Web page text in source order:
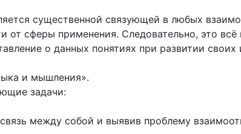
существенной связующей в любых
от сферы применения. Следовательно, это
о данных понятиях при развитии своих
и мышления».
задачи:
между собой и выявив проблему